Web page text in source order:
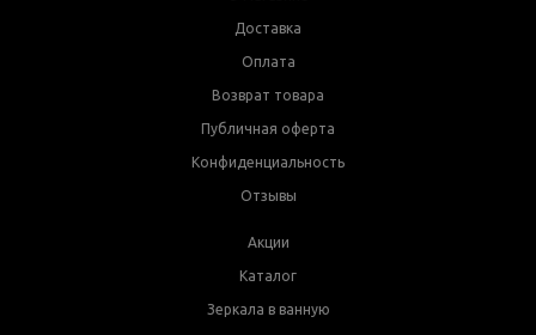
Доставка
Оплата
Возврат товара
Публичная оферта
Конфиденциальность
Отзывы
Акции
Каталог
Зеркала в ванную